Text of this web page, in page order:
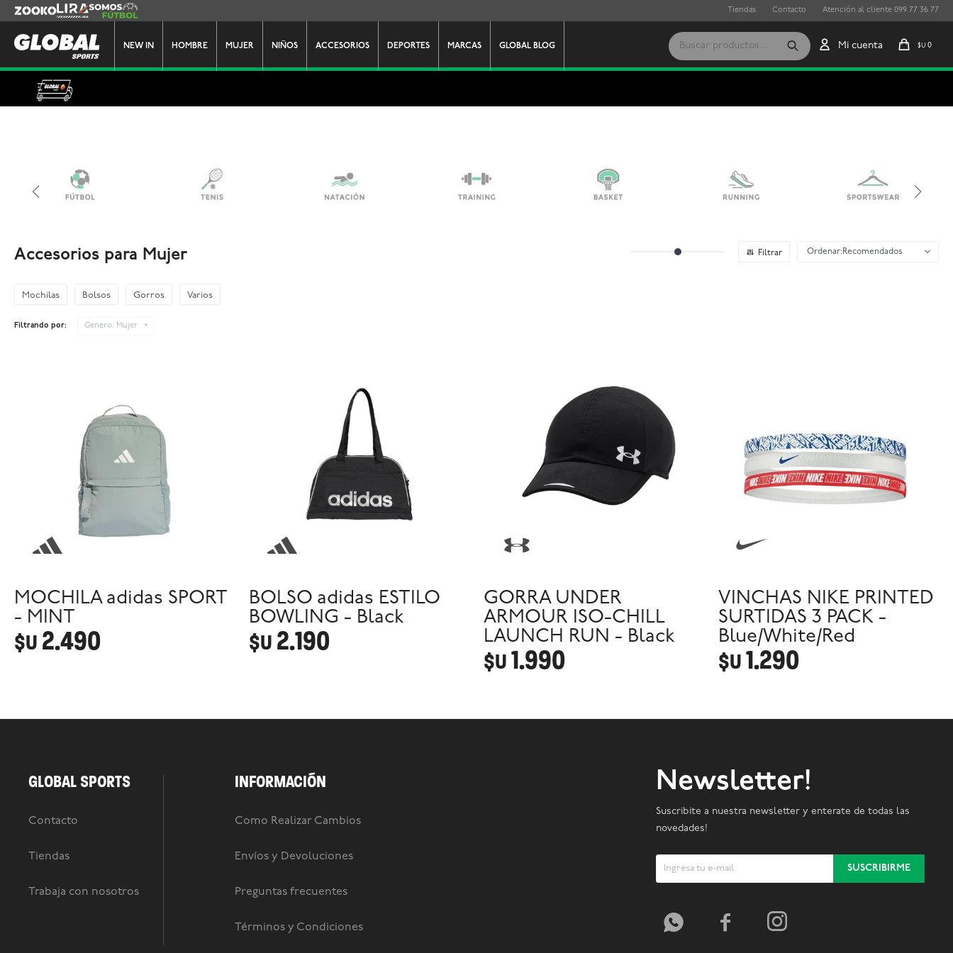
NEW IN HOMBRE MUJER NIÑOS ACCESORIOS DEPORTES MARCAS GLOBAL BLOG $U 0
Zooko Lira Somos Futbol Tiendas Contacto Atención al cliente 099 77 36 77
Accesorios para Mujer Recomendados
Mochilas Bolsos Gorros Varios
Filtrando por: Genero: Mujer
MOCHILA adidas SPORT
- MINT
$U 2.490
BOLSO adidas ESTILO
BOWLING - Black
$U 2.190
GORRA UNDER
ARMOUR ISO-CHILL
LAUNCH RUN - Black
$U1.990
VINCHAS NIKE PRINTED
SURTIDAS 3 PACK -
Blue/White/Red
$U1.290
GLOBAL SPORTS
Contacto
Tiendas
Trabaja con nosotros
INFORMACIÓN
Como Realizar Cambios
Envíos y Devoluciones
Preguntas frecuentes
Términos y Condiciones
Newsletter!
Suscribite a nuestra newsletter y enterate de todas las
novedades!
SUSCRIBIRME
  